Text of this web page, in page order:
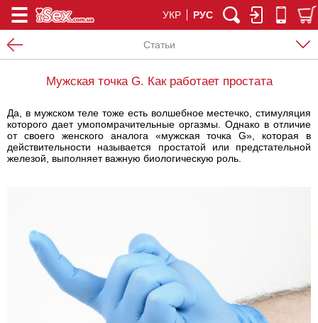
УКР РУС
Статьи
Мужская точка G. Как работает простата
Да, в мужском теле тоже есть волшебное местечко, стимуляция
которого дает умопомрачительные оргазмы. Однако в отличие
от своего женского аналога «мужская точка G», которая в
действительности называется простатой или предстательной
железой, выполняет важную биологическую роль.